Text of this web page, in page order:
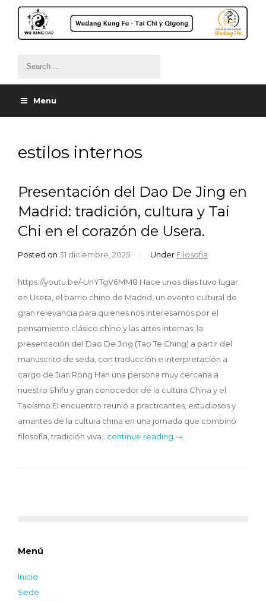
Menu
estilos internos
Presentación del Dao De Jing en
Madrid: tradición, cultura y Tai
Chi en el corazón de Usera.
Posted on 31 diciembre, 2025 / Under Filosofía
https://youtu.be/-UnYTgV6MM8 Hace unos días tuvo lugar
en Usera, el barrio chino de Madrid, un evento cultural de
gran relevancia para quienes nos interesamos por el
pensamiento clásico chino y las artes internas: la
presentación del Dao De Jing (Tao Te Ching) a partir del
manuscrito de seda, con traducción e interpretación a
cargo de Jian Rong Han una persona muy cercana a
nuestro Shifu y gran conocedor de la cultura China y el
Taoísmo.El encuentro reunió a practicantes, estudiosos y
amantes de la cultura china en una jornada que combinó
filosofía, tradición viva… continue reading →
Menú
Inicio
Sede